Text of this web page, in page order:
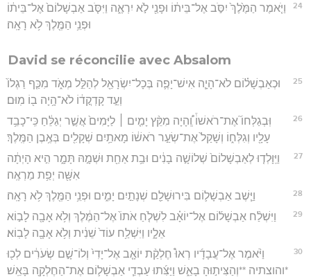
24
וַיֹּ֤אמֶר הַמֶּ֙לֶךְ֙ יִסֹּ֣ב אֶל־בֵּית֔וֹ וּפָנַ֖י לֹ֣א יִרְאֶ֑ה וַיִּסֹּ֤ב אַבְשָׁלוֹם֙ אֶל־בֵּית֔וֹ
וּפְנֵ֥י הַמֶּ֖לֶךְ לֹ֥א רָאָֽה׃
David se réconcilie avec Absalom
25
וּכְאַבְשָׁל֗וֹם לֹא־הָיָ֧ה אִישׁ־יָפֶ֛ה בְּכָל־יִשְׂרָאֵ֖ל לְהַלֵּ֣ל מְאֹ֑ד מִכַּ֤ף רַגְלוֹ֙
וְעַ֣ד קָדְקֳד֔וֹ לֹא־הָ֥יָה ב֖וֹ מֽוּם׃
26
וּֽבְגַלְּחוֹ֮ אֶת־רֹאשׁוֹ֒ וְֽ֠הָיָה מִקֵּ֨ץ יָמִ֤ים ׀ לַיָּמִים֙ אֲשֶׁ֣ר יְגַלֵּ֔חַ כִּֽי־כָבֵ֥ד
עָלָ֖יו וְגִלְּח֑וֹ וְשָׁקַל֙ אֶת־שְׂעַ֣ר רֹאשׁ֔וֹ מָאתַ֥יִם שְׁקָלִ֖ים בְּאֶ֥בֶן הַמֶּֽלֶךְ׃
27
וַיִּֽוָּלְד֤וּ לְאַבְשָׁלוֹם֙ שְׁלוֹשָׁ֣ה בָנִ֔ים וּבַ֥ת אַחַ֖ת וּשְׁמָ֣הּ תָּמָ֑ר הִ֣יא הָיְתָ֔ה
אִשָּׁ֖ה יְפַ֥ת מַרְאֶֽה׃
28 וַיֵּ֧שֶׁב אַבְשָׁל֛וֹם בִּירוּשָׁלִַ֖ם שְׁנָתַ֣יִם יָמִ֑ים וּפְנֵ֥י הַמֶּ֖לֶךְ לֹ֥א רָאָֽה׃
29
וַיִּשְׁלַ֨ח אַבְשָׁל֜וֹם אֶל־יוֹאָ֗ב לִשְׁלֹ֤חַ אֹתוֹ֙ אֶל־הַמֶּ֔לֶךְ וְלֹ֥א אָבָ֖ה לָב֣וֹא
אֵלָ֑יו וַיִּשְׁלַ֥ח עוֹד֙ שֵׁנִ֔ית וְלֹ֥א אָבָ֖ה לָבֽוֹא׃
30
וַיֹּ֨אמֶר אֶל־עֲבָדָ֜יו רְאוּ֩ חֶלְקַ֨ת יוֹאָ֤ב אֶל־יָדִי֙ וְלוֹ־שָׁ֣ם שְׂעֹרִ֔ים לְכ֖וּ
*והוצתיה **וְהַצִּית֣וּהָ בָאֵ֑שׁ וַיַּצִּ֜תוּ עַבְדֵ֧י אַבְשָׁל֛וֹם אֶת־הַחֶלְקָ֖ה בָּאֵֽשׁ׃